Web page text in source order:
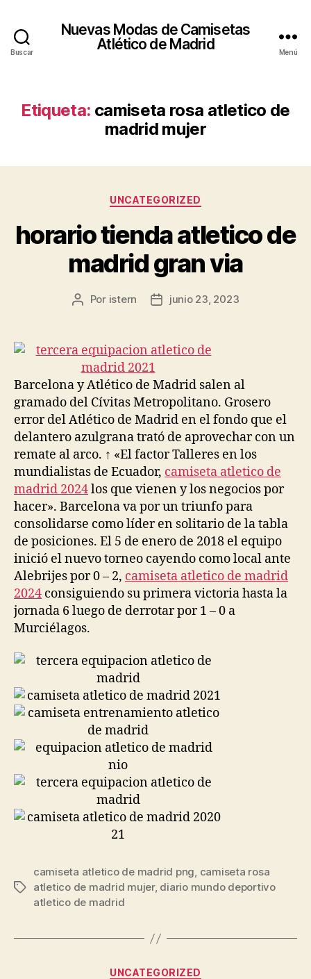
Buscar
Nuevas Modas de Camisetas
Atlético de Madrid
Menú
Etiqueta: camiseta rosa atletico de
madrid mujer
Categorías
UNCATEGORIZED
horario tienda atletico de
madrid gran via
Autor
entrada
Por istern
Fecha
entrada
junio 23, 2023
Barcelona y Atlético de Madrid salen al
gramado del Cívitas Metropolitano. Grosero
error del Atlético de Madrid en el fondo que el
delantero azulgrana trató de aprovechar con un
remate al arco. ↑ «El factor Talleres en los
mundialistas de Ecuador, camiseta atletico de
madrid 2024los que vienen y los negocios por
hacer». Barcelona va por un triunfo para
consolidarse como líder en solitario de la tabla
de posiciones. El 5 de enero de 2018 el equipo
inició el nuevo torneo cayendo como local ante
Alebrijes por 0 – 2, camiseta atletico de madrid
2024 consiguiendo su primera victoria hasta la
jornada 6 luego de derrotar por 1 – 0 a
Murciélagos.
Etiquetas
camiseta atletico de madrid png, camiseta rosa
atletico de madrid mujer, diario mundo deportivo
atletico de madrid
Categorías
UNCATEGORIZED